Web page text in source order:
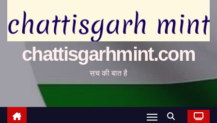
chattisgarhmint.com
सच की बात है